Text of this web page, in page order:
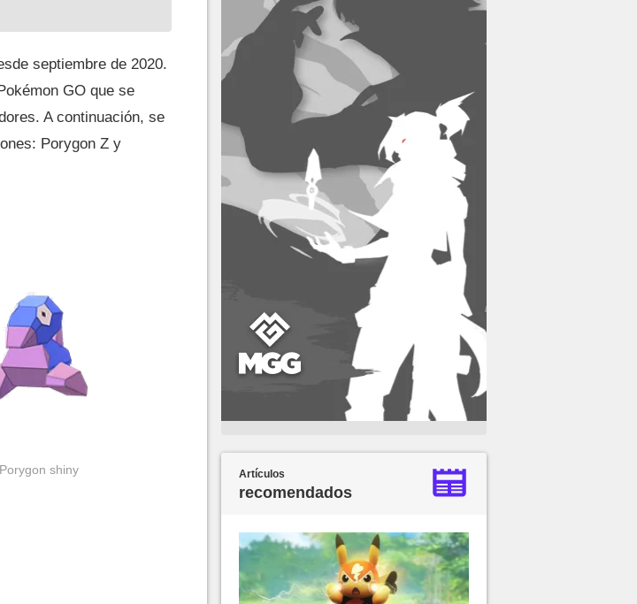
septiembre de 2020.
GO que se
A continuación, se
Porygon Z y
Porygon shiny Artículos
recomendados